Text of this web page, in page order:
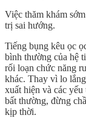
Việc thăm khám
trị sai hướng.
Tiếng bụng kêu ọc
bình thường của hệ
rối loạn chức năng
khác. Thay vì lo
xuất hiện và các
bất thường, đừng
kịp thời.